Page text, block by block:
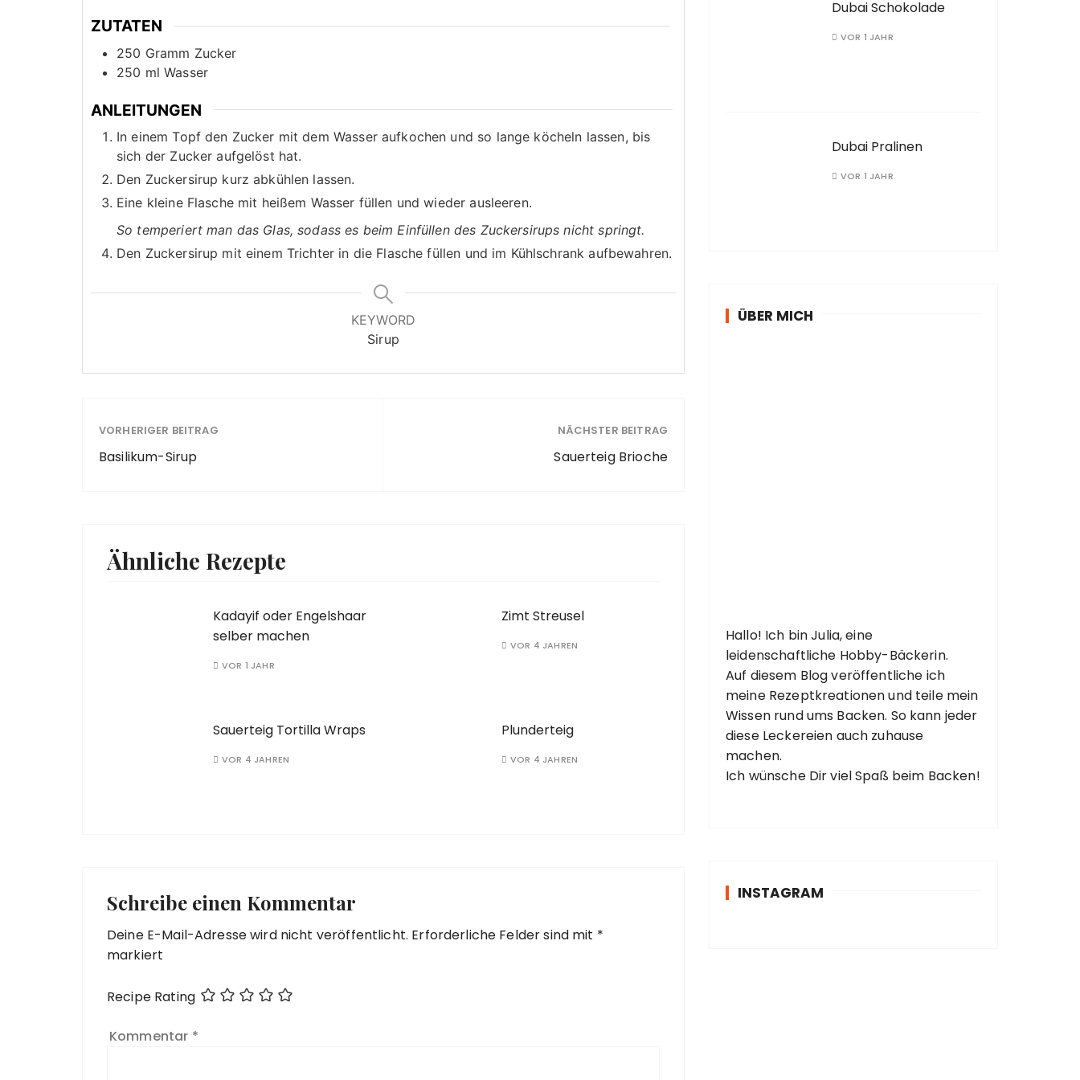
ZUTATEN
250 Gramm Zucker
250 ml Wasser
ANLEITUNGEN
In einem Topf den Zucker mit dem Wasser aufkochen und so lange köcheln lassen, bis
sich der Zucker aufgelöst hat.
Den Zuckersirup kurz abkühlen lassen.
Eine kleine Flasche mit heißem Wasser füllen und wieder ausleeren.
So temperiert man das Glas, sodass es beim Einfüllen des Zuckersirups nicht springt.
Den Zuckersirup mit einem Trichter in die Flasche füllen und im Kühlschrank aufbewahren.
KEYWORD
Sirup
VORHERIGER BEITRAG
Basilikum-Sirup
NÄCHSTER BEITRAG
Sauerteig Brioche
Ähnliche Rezepte
Kadayif oder Engelshaar
selber machen
VOR 1 JAHR
Zimt Streusel
VOR 4 JAHREN
Sauerteig Tortilla Wraps
VOR 4 JAHREN
Plunderteig
VOR 4 JAHREN
Schreibe einen Kommentar
Deine E-Mail-Adresse wird nicht veröffentlicht. Erforderliche Felder sind mit *
markiert
Recipe Rating
Kommentar *
Dubai Schokolade
VOR 1 JAHR
Dubai Pralinen
VOR 1 JAHR
ÜBER MICH
Hallo! Ich bin Julia, eine
leidenschaftliche Hobby-Bäckerin.
Auf diesem Blog veröffentliche ich
meine Rezeptkreationen und teile mein
Wissen rund ums Backen. So kann jeder
diese Leckereien auch zuhause
machen.
Ich wünsche Dir viel Spaß beim Backen!
INSTAGRAM